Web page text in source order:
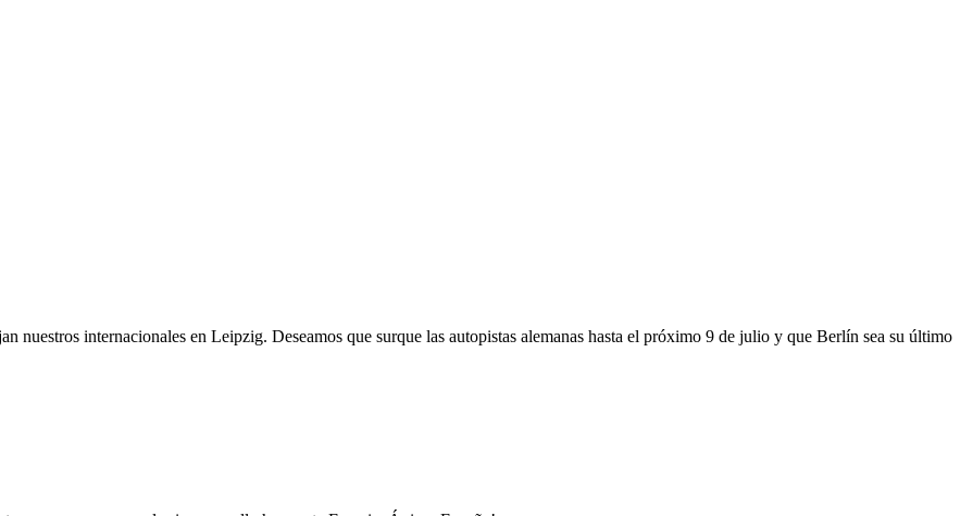
nuestros internacionales en Leipzig. Deseamos que surque las autopistas alemanas hasta el próximo 9 de julio y que Berlín sea su último